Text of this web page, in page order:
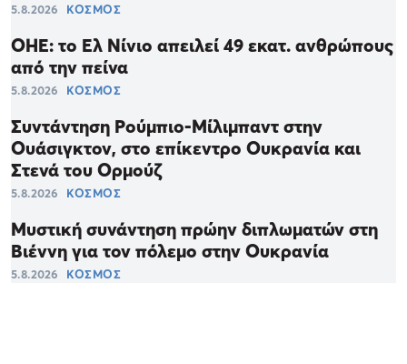
5.8.2026 ΚΟΣΜΟΣ
ΟΗΕ: το Ελ Νίνιο απειλεί 49 εκατ. ανθρώπους
από την πείνα
5.8.2026 ΚΟΣΜΟΣ
Συντάντηση Ρούμπιο-Μίλιμπαντ στην
Ουάσιγκτον, στο επίκεντρο Ουκρανία και
Στενά του Ορμούζ
5.8.2026 ΚΟΣΜΟΣ
Μυστική συνάντηση πρώην διπλωματών στη
Βιέννη για τον πόλεμο στην Ουκρανία
5.8.2026 ΚΟΣΜΟΣ